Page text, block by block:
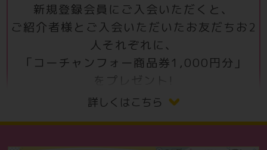
新規登録会員にご入会いただくと、
ご紹介者様とご入会いただいたお友だちお2
人それぞれに、
「コーチャンフォー商品券1,000円分」
をプレゼント!
詳しくはこちら